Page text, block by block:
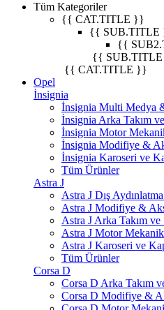
Tüm Kategoriler
{{ CAT.TITLE }}
{{ SUB.TITLE
{{
{{
{{ CAT.TITLE }}
Opel
İnsignia
İnsignia Multi Medya
İnsignia Arka Takım
İnsignia Motor
İnsignia Modifiye &
İnsignia Karoseri ve
Tüm Ürünler
Astra J
Astra J Dış
Astra J Modifiye &
Astra J Arka Takım ve
Astra J Motor Mekanik
Astra J Karoseri ve
Tüm Ürünler
Corsa D
Corsa D Arka Takım
Corsa D Modifiye &